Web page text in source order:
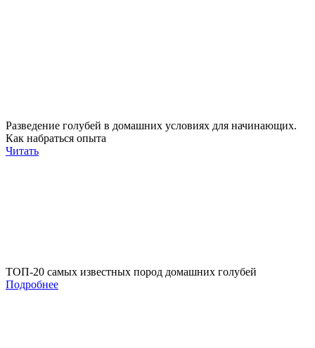
Разведение голубей в домашних условиях для начинающих.
Как набраться опыта
Читать
ТОП-20 самых известных пород домашних голубей
Подробнее